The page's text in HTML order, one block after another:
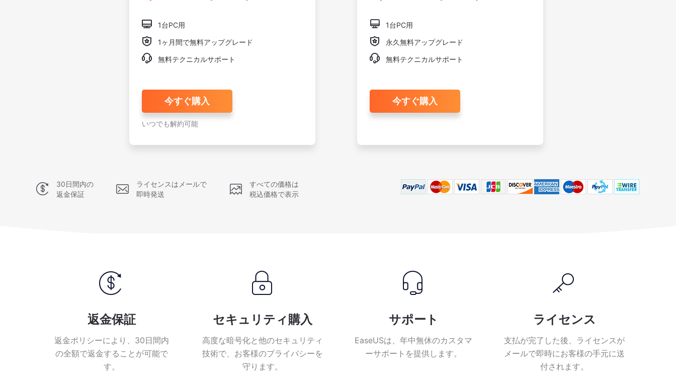
 1台PC用
 1ヶ月間で無料アップグレード
 無料テクニカルサポート
今すぐ購入
いつでも解約可能
 1台PC用
 永久無料アップグレード
 無料テクニカルサポート
今すぐ購入
30日間内の
返金保証
ライセンスはメールで
即時発送
すべての価格は
税込価格で表示
返金保証
返金ポリシーにより、30日間内
の全額で返金することが可能で
す。
セキュリティ購入
高度な暗号化と他のセキュリティ
技術で、お客様のプライバシーを
守ります。
サポート
EaseUSは、年中無休のカスタマ
ーサポートを提供します。
ライセンス
支払が完了した後、ライセンスが
メールで即時にお客様の手元に送
付されます。